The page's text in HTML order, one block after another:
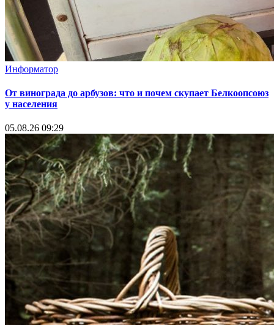
Информатор
От винограда до арбузов: что и почем скупает Белкоопсоюз
у населения
05.08.26 09:29